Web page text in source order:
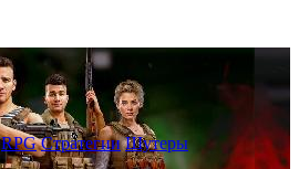
RPG Стратегии Шутеры